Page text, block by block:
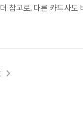
참고로, 다른 카드사도